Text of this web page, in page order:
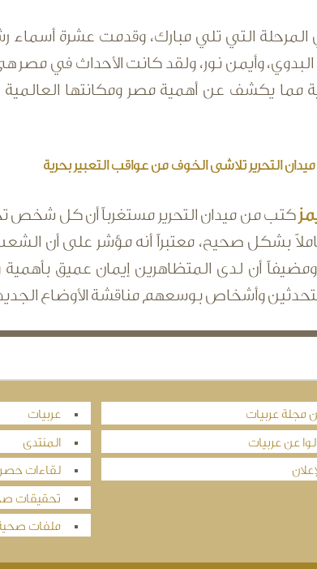
المرحلة التي تلي مبارك، وقدمت عشرة أسماء
وأيمن نور، ولقد كانت الأحداث في مصر
مما يكشف عن أهمية مصر ومكانتها العالمية
التحرير تلاشى الخوف من عواقب التعبير بحرية
كتب من ميدان التحرير مستغرباً أن كل شخص
بشكل صحيح، معتبراً أنه مؤشر على أن
ومضيفاً أن لدى المتظاهرين إيمان عميق
وأشخاص بوسعهم مناقشة الأوضاع
عربيات
المنتدى
لقاءات
تحقيقات
ملفات
مجلة عربيات
عن عربيات